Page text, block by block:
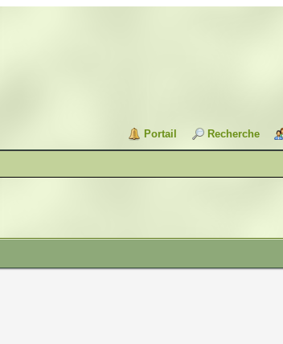
Portail Recherche